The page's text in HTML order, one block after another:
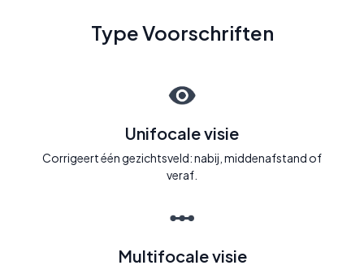
Type Voorschriften
Unifocale visie
Corrigeert één gezichtsveld: nabij, middenafstand of
veraf.
Multifocale visie